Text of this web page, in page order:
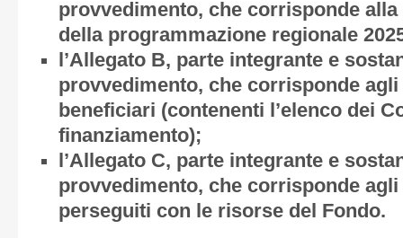
provvedimento, che corrisponde
della programmazione regionale
l’Allegato B, parte integrante e
provvedimento, che corrisponde
beneficiari (contenenti l’elenco dei
finanziamento);
l’Allegato C, parte integrante e
provvedimento, che corrisponde
perseguiti con le risorse del Fondo.